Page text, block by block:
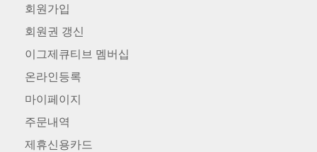
회원가입
회원권 갱신
이그제큐티브 멤버십
온라인등록
마이페이지
주문내역
제휴신용카드